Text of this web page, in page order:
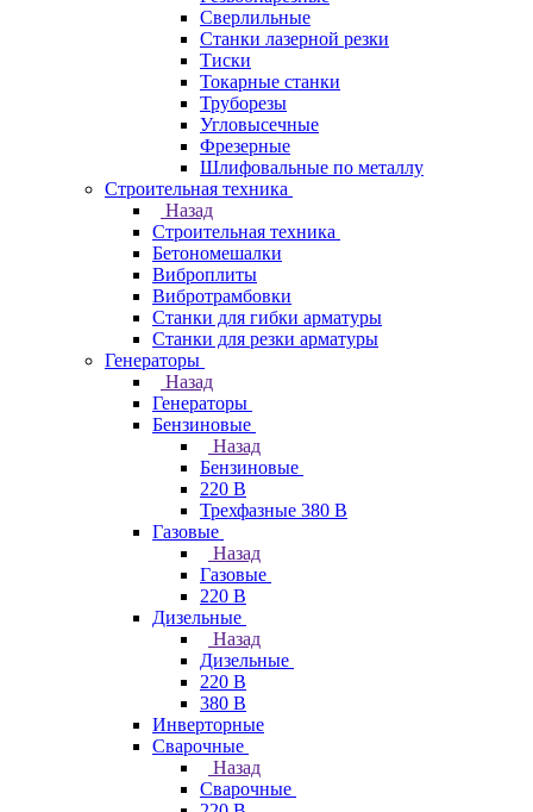
Сверлильные
Станки лазерной резки
Тиски
Токарные станки
Труборезы
Угловысечные
Фрезерные
Шлифовальные по металлу
Строительная техника
Назад
Строительная техника
Бетономешалки
Виброплиты
Вибротрамбовки
Станки для гибки арматуры
Станки для резки арматуры
Генераторы
Назад
Генераторы
Бензиновые
Назад
Бензиновые
220 В
Трехфазные 380 В
Газовые
Назад
Газовые
220 В
Дизельные
Назад
Дизельные
220 В
380 В
Инверторные
Сварочные
Назад
Сварочные